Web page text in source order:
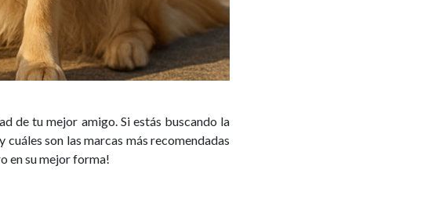
de tu mejor amigo. Si estás buscando la
son las marcas más recomendadas
en su mejor forma!